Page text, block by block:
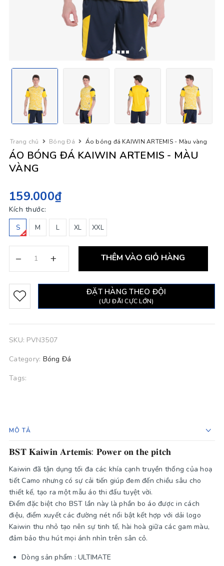
Trang chủ Bóng Đá Áo bóng đá KAIWIN ARTEMIS - Màu vàng
ÁO BÓNG ĐÁ KAIWIN ARTEMIS - MÀU
VÀNG
159.000₫
Kích thước:
S M L XL XXL
– + THÊM VÀO GIỎ HÀNG
ĐẶT HÀNG THEO ĐỘI
(ƯU ĐÃI CỰC LỚN)
SKU: PVN3507
Category: Bóng Đá
Tags:
MÔ TẢ
𝐁𝐒𝐓 𝐊𝐚𝐢𝐰𝐢𝐧 𝐀𝐫𝐭𝐞𝐦𝐢𝐬: 𝐏𝐨𝐰𝐞𝐫 𝐨𝐧 𝐭𝐡𝐞 𝐩𝐢𝐭𝐜𝐡
Kaiwin đã tận dụng tối đa các khía cạnh truyền thống của hoạ
tiết Camo nhưng có sự cải tiến giúp đem đến chiều sâu cho
thiết kế, tạo ra một mẫu áo thi đấu tuyệt vời.
Điểm đặc biệt cho BST lần này là phần bo áo được in cách
điệu, điểm xuyết các đường nét nổi bật kết hợp với dải logo
Kaiwin thu nhỏ tạo nên sự tinh tế, hài hoà giữa các gam màu,
đảm bảo thu hút mọi ánh nhìn trên sân cỏ.
Dòng sản phẩm : ULTIMATE